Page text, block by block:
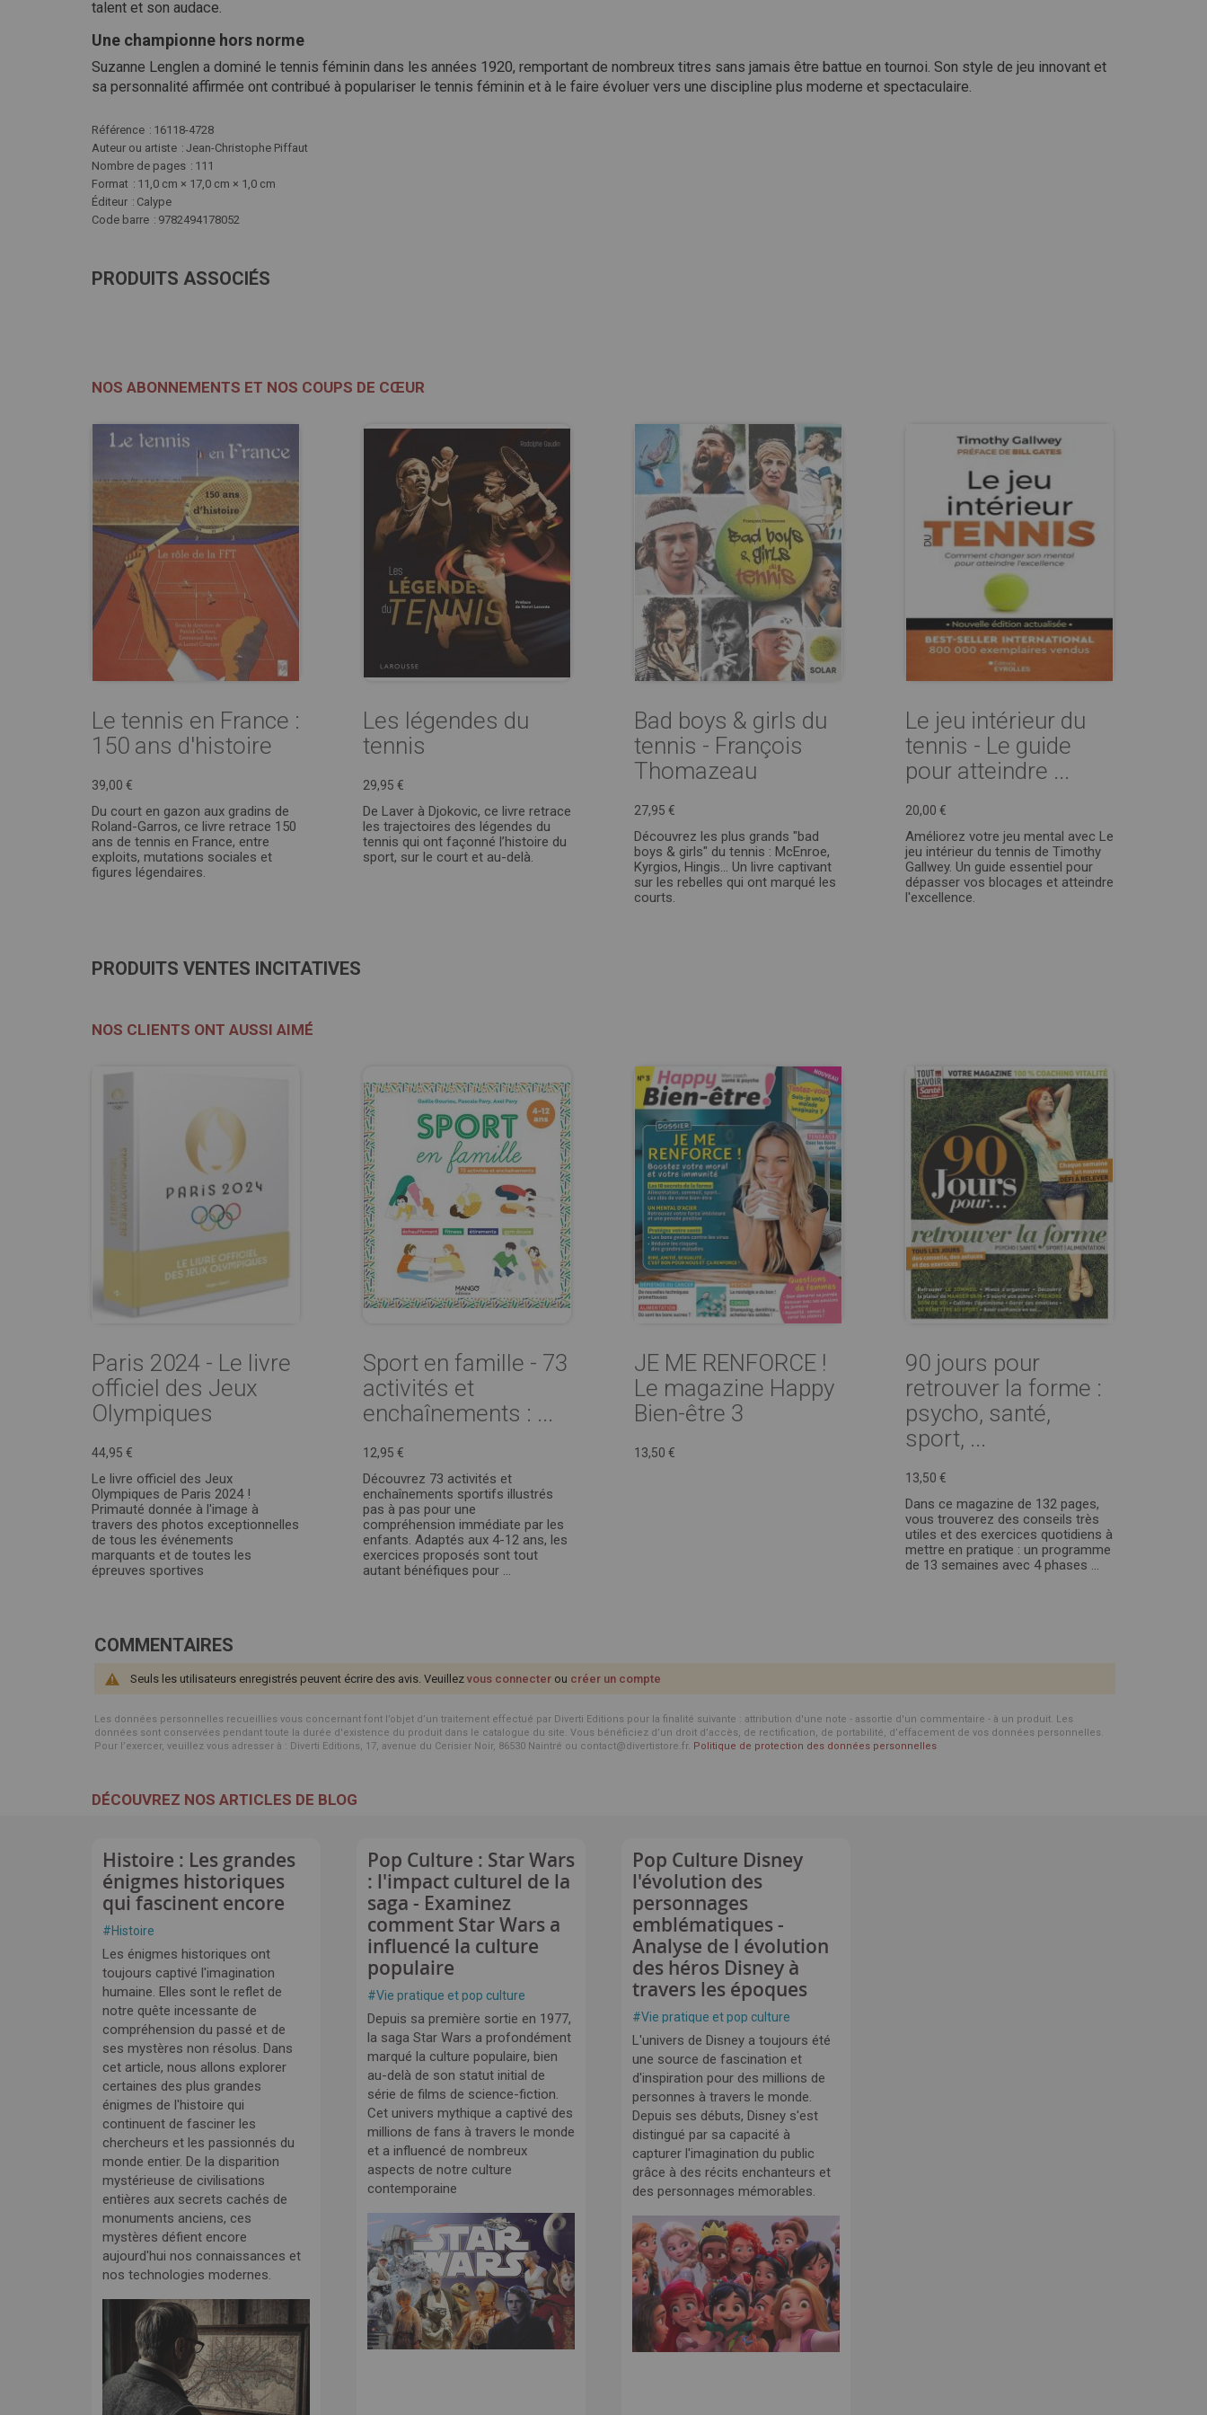
talent et son audace.
Une championne hors norme
Suzanne Lenglen a dominé le tennis féminin dans les années 1920, remportant de nombreux titres sans jamais être battue en tournoi. Son style de jeu innovant et
sa personnalité affirmée ont contribué à populariser le tennis féminin et à le faire évoluer vers une discipline plus moderne et spectaculaire.
Plus
d'infos
Référence
16118-4728
Auteur ou artiste
Jean-Christophe Piffaut
Nombre de pages
111
Format
11,0 cm × 17,0 cm × 1,0 cm
Éditeur
Calype
Code barre
9782494178052
PRODUITS ASSOCIÉS
NOS ABONNEMENTS ET NOS COUPS DE CŒUR
Le tennis en France :
150 ans d'histoire
39,00 €
Du court en gazon aux gradins de
Roland-Garros, ce livre retrace 150
ans de tennis en France, entre
exploits, mutations sociales et
figures légendaires.
Les légendes du
tennis
29,95 €
De Laver à Djokovic, ce livre retrace
les trajectoires des légendes du
tennis qui ont façonné l’histoire du
sport, sur le court et au-delà.
Bad boys & girls du
tennis - François
Thomazeau
27,95 €
Découvrez les plus grands "bad
boys & girls" du tennis : McEnroe,
Kyrgios, Hingis... Un livre captivant
sur les rebelles qui ont marqué les
courts.
Le jeu intérieur du
tennis - Le guide
pour atteindre ...
20,00 €
Améliorez votre jeu mental avec Le
jeu intérieur du tennis de Timothy
Gallwey. Un guide essentiel pour
dépasser vos blocages et atteindre
l'excellence.
PRODUITS VENTES INCITATIVES
NOS CLIENTS ONT AUSSI AIMÉ
Paris 2024 - Le livre
officiel des Jeux
Olympiques
44,95 €
Le livre officiel des Jeux
Olympiques de Paris 2024 !
Primauté donnée à l'image à
travers des photos exceptionnelles
de tous les événements
marquants et de toutes les
épreuves sportives
Sport en famille - 73
activités et
enchaînements : ...
12,95 €
Découvrez 73 activités et
enchaînements sportifs illustrés
pas à pas pour une
compréhension immédiate par les
enfants. Adaptés aux 4-12 ans, les
exercices proposés sont tout
autant bénéfiques pour ...
JE ME RENFORCE !
Le magazine Happy
Bien-être 3
13,50 €
90 jours pour
retrouver la forme :
psycho, santé,
sport, ...
13,50 €
Dans ce magazine de 132 pages,
vous trouverez des conseils très
utiles et des exercices quotidiens à
mettre en pratique : un programme
de 13 semaines avec 4 phases ...
COMMENTAIRES
Seuls les utilisateurs enregistrés peuvent écrire des avis. Veuillez vous connecter ou créer un compte
Les données personnelles recueillies vous concernant font l’objet d’un traitement effectué par Diverti Editions pour la finalité suivante : attribution d'une note - assortie d'un commentaire - à un produit. Les
données sont conservées pendant toute la durée d'existence du produit dans le catalogue du site. Vous bénéficiez d’un droit d’accès, de rectification, de portabilité, d’effacement de vos données personnelles.
Pour l’exercer, veuillez vous adresser à : Diverti Editions, 17, avenue du Cerisier Noir, 86530 Naintré ou contact@divertistore.fr. Politique de protection des données personnelles
DÉCOUVREZ NOS ARTICLES DE BLOG
Histoire : Les grandes
énigmes historiques
qui fascinent encore
#Histoire
Les énigmes historiques ont
toujours captivé l'imagination
humaine. Elles sont le reflet de
notre quête incessante de
compréhension du passé et de
ses mystères non résolus. Dans
cet article, nous allons explorer
certaines des plus grandes
énigmes de l'histoire qui
continuent de fasciner les
chercheurs et les passionnés du
monde entier. De la disparition
mystérieuse de civilisations
entières aux secrets cachés de
monuments anciens, ces
mystères défient encore
aujourd'hui nos connaissances et
nos technologies modernes.
Pop Culture : Star Wars
: l'impact culturel de la
saga - Examinez
comment Star Wars a
influencé la culture
populaire
#Vie pratique et pop culture
Depuis sa première sortie en 1977,
la saga Star Wars a profondément
marqué la culture populaire, bien
au-delà de son statut initial de
série de films de science-fiction.
Cet univers mythique a captivé des
millions de fans à travers le monde
et a influencé de nombreux
aspects de notre culture
contemporaine
Pop Culture Disney
l'évolution des
personnages
emblématiques -
Analyse de l évolution
des héros Disney à
travers les époques
#Vie pratique et pop culture
L'univers de Disney a toujours été
une source de fascination et
d'inspiration pour des millions de
personnes à travers le monde.
Depuis ses débuts, Disney s'est
distingué par sa capacité à
capturer l'imagination du public
grâce à des récits enchanteurs et
des personnages mémorables.